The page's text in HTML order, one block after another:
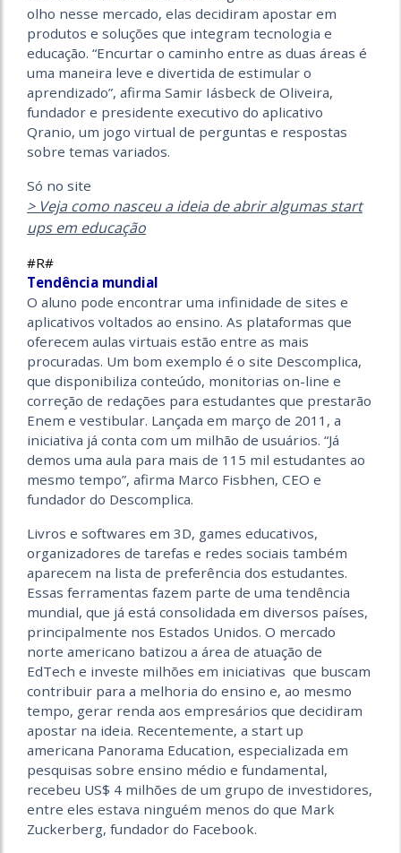
olho nesse mercado, elas decidiram apostar em
produtos e soluções que integram tecnologia e
educação. “Encurtar o caminho entre as duas áreas é
uma maneira leve e divertida de estimular o
aprendizado”, afirma Samir Iásbeck de Oliveira,
fundador e presidente executivo do aplicativo
Qranio, um jogo virtual de perguntas e respostas
sobre temas variados.
Só no site
> Veja como nasceu a ideia de abrir algumas start
ups em educação
#R#
Tendência mundial
O aluno pode encontrar uma infinidade de sites e
aplicativos voltados ao ensino. As plataformas que
oferecem aulas virtuais estão entre as mais
procuradas. Um bom exemplo é o site Descomplica,
que disponibiliza conteúdo, monitorias on-line e
correção de redações para estudantes que prestarão
Enem e vestibular. Lançada em março de 2011, a
iniciativa já conta com um milhão de usuários. “Já
demos uma aula para mais de 115 mil estudantes ao
mesmo tempo”, afirma Marco Fisbhen, CEO e
fundador do Descomplica.
Livros e softwares em 3D, games educativos,
organizadores de tarefas e redes sociais também
aparecem na lista de preferência dos estudantes.
Essas ferramentas fazem parte de uma tendência
mundial, que já está consolidada em diversos países,
principalmente nos Estados Unidos. O mercado
norte americano batizou a área de atua­ção de
EdTech e investe milhões em iniciativas que buscam
contribuir para a melhoria do ensino e, ao mesmo
tempo, gerar renda aos empresários que decidiram
apostar na ideia. Recentemente, a start up
americana Panorama Education, especializada em
pesquisas sobre ensino médio e fundamental,
recebeu US$ 4 milhões de um grupo de investidores,
entre eles estava ninguém menos do que Mark
Zuckerberg, fundador do Facebook.